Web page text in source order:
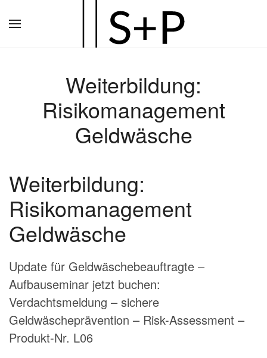
Hauptinhalt
Weiterbildung:
Risikomanagement
Geldwäsche
Weiterbildung:
Risikomanagement
Geldwäsche
Update für Geldwäschebeauftragte –
Aufbauseminar jetzt buchen:
Verdachtsmeldung – sichere
Geldwäscheprävention – Risk-Assessment –
Produkt-Nr. L06